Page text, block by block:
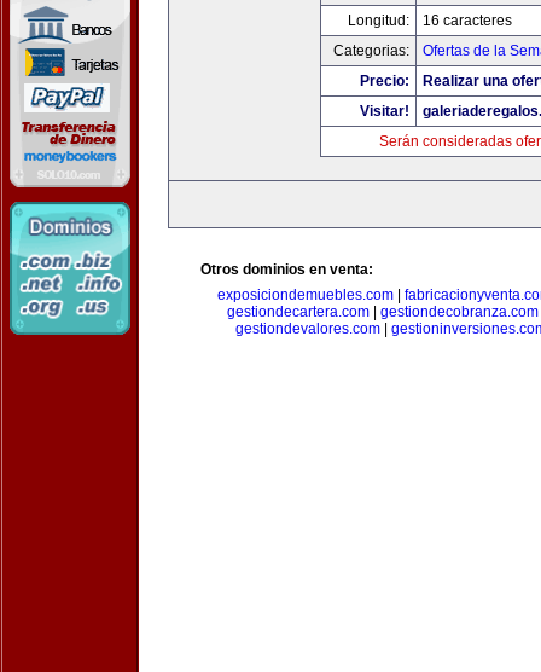
Longitud:
16 caracteres
Categorias:
Ofertas de la
Precio:
Realizar una
Visitar!
Serán consideradas
Otros dominios en venta:
exposiciondemuebles.com|
gestiondecartera.com| gestiondecobranza.com
gestiondevalores.com|